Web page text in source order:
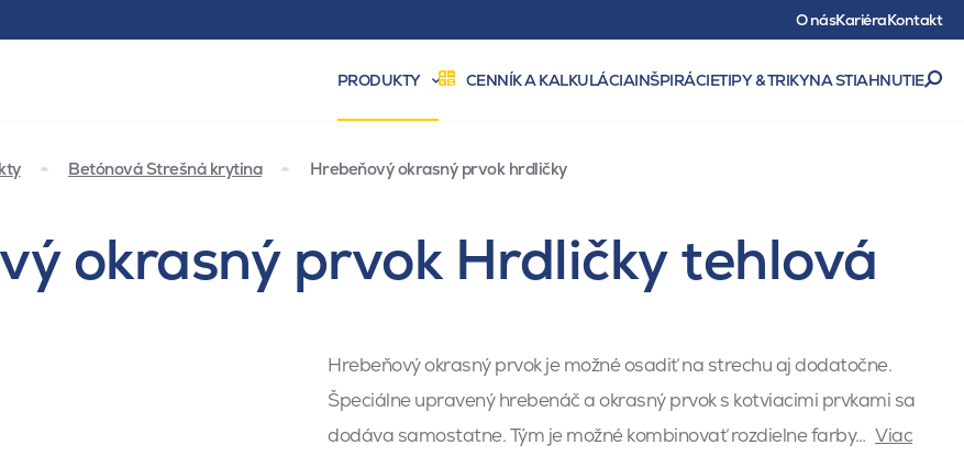
O násKariéraKontakt
PRODUKTY CENNÍK A KALKULÁCIAINŠPIRÁCIETIPY & TRIKYNA STIAHNUTIE
Betónová Strešná krytina Hrebeňový okrasný prvok hrdličky
okrasný prvok Hrdličky tehlová
Hrebeňový okrasný prvok je možné osadiť na strechu aj dodatočne.
Špeciálne upravený hrebenáč a okrasný prvok s kotviacimi prvkami sa
dodáva samostatne. Tým je možné kombinovať rozdielne farby… Viac